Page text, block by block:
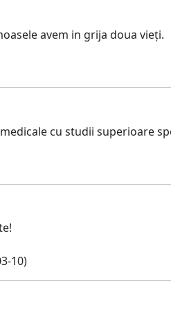
avem in grija doua vieți.
cu studii superioare
10)